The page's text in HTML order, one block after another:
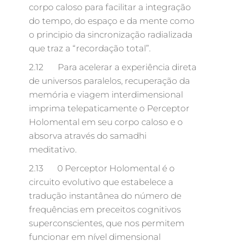
corpo caloso para facilitar a integração
do tempo, do espaço e da mente como
o principio da sincronização radializada
que traz a “recordação total”.
2.12 Para acelerar a experiência direta
de universos paralelos, recuperação da
memória e viagem interdimensional
imprima telepaticamente o Perceptor
Holomental em seu corpo caloso e o
absorva através do samadhi
meditativo.
2.13 0 Perceptor Holomental é o
circuito evolutivo que estabelece a
tradução instantânea do número de
frequências em preceitos cognitivos
superconscientes, que nos permitem
funcionar em nível dimensional